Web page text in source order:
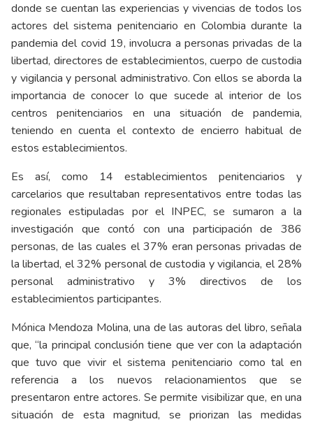
donde se cuentan las experiencias y vivencias de todos los
actores del sistema penitenciario en Colombia durante la
pandemia del covid 19, involucra a personas privadas de la
libertad, directores de establecimientos, cuerpo de custodia
y vigilancia y personal administrativo. Con ellos se aborda la
importancia de conocer lo que sucede al interior de los
centros penitenciarios en una situación de pandemia,
teniendo en cuenta el contexto de encierro habitual de
estos establecimientos.
Es así, como 14 establecimientos penitenciarios y
carcelarios que resultaban representativos entre todas las
regionales estipuladas por el INPEC, se sumaron a la
investigación que contó con una participación de 386
personas, de las cuales el 37% eran personas privadas de
la libertad, el 32% personal de custodia y vigilancia, el 28%
personal administrativo y 3% directivos de los
establecimientos participantes.
Mónica Mendoza Molina, una de las autoras del libro, señala
que, “la principal conclusión tiene que ver con la adaptación
que tuvo que vivir el sistema penitenciario como tal en
referencia a los nuevos relacionamientos que se
presentaron entre actores. Se permite visibilizar que, en una
situación de esta magnitud, se priorizan las medidas